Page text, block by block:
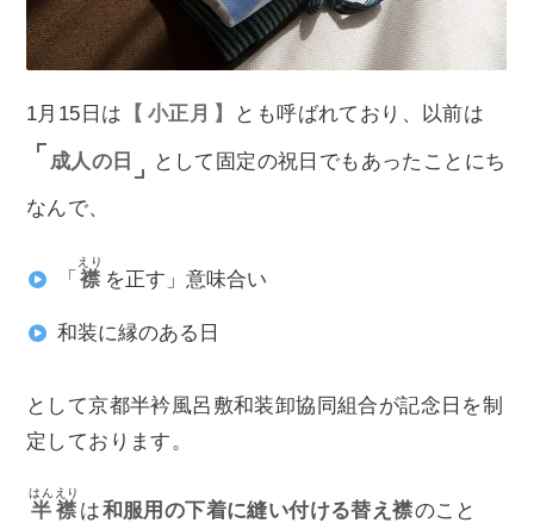
1月15日は 小正月 とも呼ばれており、以前は
成人の日 として固定の祝日でもあったことにち
なんで、
「 襟
えり
を正す」意味合い
和装に縁のある日
として京都半衿風呂敷和装卸協同組合が記念日を制
定しております。
半襟
はんえり
は和服用の下着に縫い付ける替え襟のこと